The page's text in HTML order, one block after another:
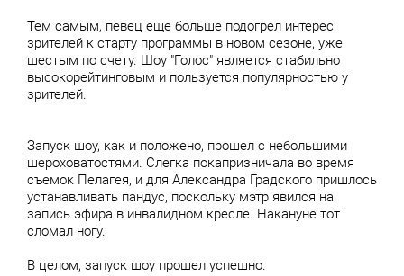
Тем самым, певец еще больше подогрел интерес
зрителей к старту программы в новом сезоне, уже
шестым по счету. Шоу "Голос" является стабильно
высокорейтинговым и пользуется популярностью у
зрителей.
Запуск шоу, как и положено, прошел с небольшими
шероховатостями. Слегка покапризничала во время
съемок Пелагея, и для Александра Градского пришлось
устанавливать пандус, поскольку мэтр явился на
запись эфира в инвалидном кресле. Накануне тот
сломал ногу.
В целом, запуск шоу прошел успешно.